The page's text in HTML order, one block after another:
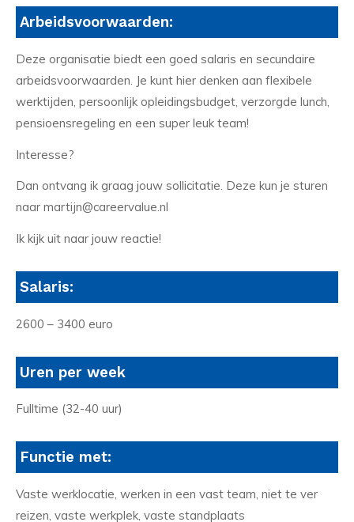
Arbeidsvoorwaarden:
Deze organisatie biedt een goed salaris en secundaire
arbeidsvoorwaarden. Je kunt hier denken aan flexibele
werktijden, persoonlijk opleidingsbudget, verzorgde lunch,
pensioensregeling en een super leuk team!
Interesse?
Dan ontvang ik graag jouw sollicitatie. Deze kun je sturen
naar martijn@careervalue.nl
Ik kijk uit naar jouw reactie!
Salaris:
2600 – 3400 euro
Uren per week
Fulltime (32-40 uur)
Functie met:
Vaste werklocatie, werken in een vast team, niet te ver
reizen, vaste werkplek, vaste standplaats